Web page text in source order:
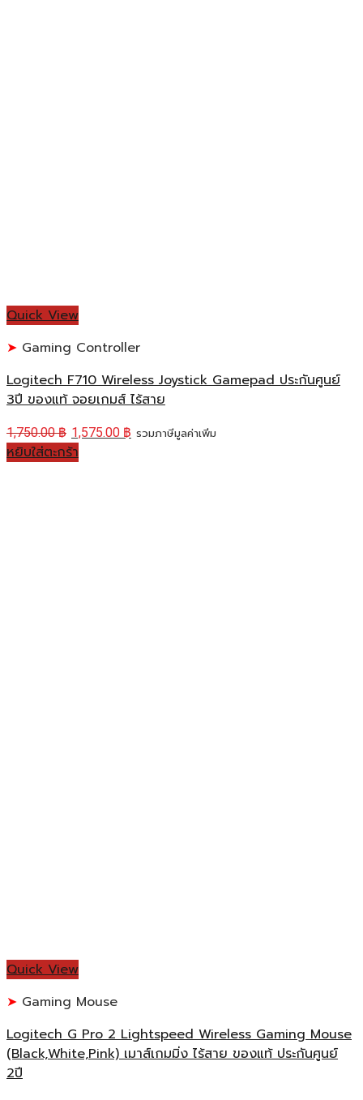
Quick View
Gaming Controller
Logitech F710 Wireless Joystick Gamepad ประกันศูนย์
3ปี ของแท้ จอยเกมส์ ไร้สาย
1,750.00฿ 1,575.00 ฿ รวมภาษีมูลค่าเพิ่ม
หยิบใส่ตะกร้า
Quick View
Gaming Mouse
Logitech G Pro 2 Lightspeed Wireless Gaming Mouse
(ฺBlack,White,Pink) เมาส์เกมมิ่ง ไร้สาย ของแท้ ประกันศูนย์
2ปี